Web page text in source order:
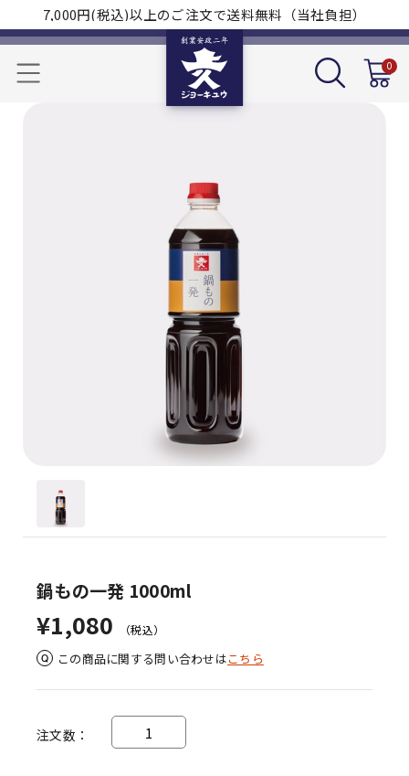
7,000円(税込)以上のご注文で送料無料（当社負担）
0
鍋もの一発 1000ml
¥1,080 （税込）
この商品に関する問い合わせはこちら
注文数